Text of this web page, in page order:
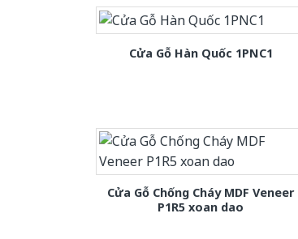
Cửa Gỗ Hàn Quốc 1PNC1
Cửa Gỗ Chống Cháy MDF Veneer
P1R5 xoan dao